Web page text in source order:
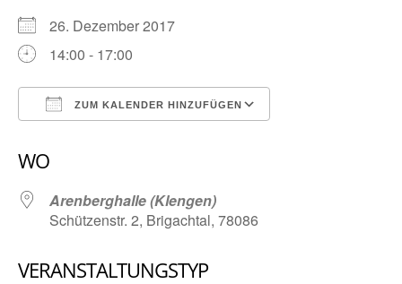
26. Dezember 2017
14:00 - 17:00
ZUM KALENDER HINZUFÜGEN
WO
Arenberghalle (Klengen)
Schützenstr. 2, Brigachtal, 78086
VERANSTALTUNGSTYP